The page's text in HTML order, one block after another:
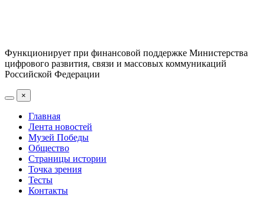
Функционирует при финансовой поддержке Министерства
цифрового развития, связи и массовых коммуникаций
Российской Федерации
×
Главная
Лента новостей
Музей Победы
Общество
Страницы истории
Точка зрения
Тесты
Контакты